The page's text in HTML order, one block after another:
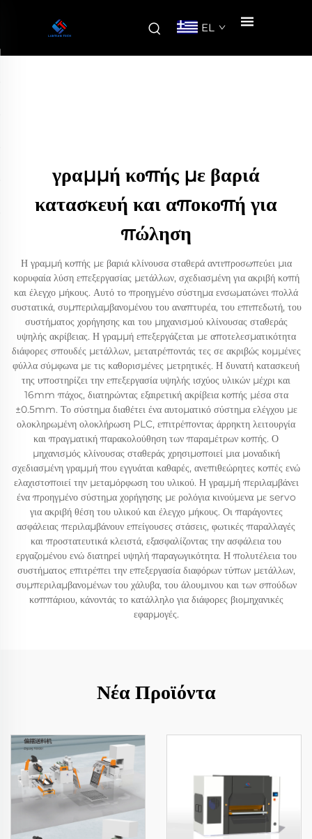
EL
γραμμή κοπής με βαριά
κατασκευή και αποκοπή για
πώληση
Η γραμμή κοπής με βαριά κλίνουσα σταθερά αντιπροσωπεύει μια
κορυφαία λύση επεξεργασίας μετάλλων, σχεδιασμένη για ακριβή κοπή
και έλεγχο μήκους. Αυτό το προηγμένο σύστημα ενσωματώνει πολλά
συστατικά, συμπεριλαμβανομένου του αναπτυρέα, του επιπεδωτή, του
συστήματος χορήγησης και του μηχανισμού κλίνουσας σταθεράς
υψηλής ακρίβειας. Η γραμμή επεξεργάζεται με αποτελεσματικότητα
διάφορες σπουδές μετάλλων, μετατρέποντάς τες σε ακριβώς κομμένες
φύλλα σύμφωνα με τις καθορισμένες μετρητικές. Η δυνατή κατασκευή
της υποστηρίζει την επεξεργασία υψηλής ισχύος υλικών μέχρι και
16mm πάχος, διατηρώντας εξαιρετική ακρίβεια κοπής μέσα στα
±0.5mm. Το σύστημα διαθέτει ένα αυτοματικό σύστημα ελέγχου με
ολοκληρωμένη ολοκλήρωση PLC, επιτρέποντας άρρηκτη λειτουργία
και πραγματική παρακολούθηση των παραμέτρων κοπής. Ο
μηχανισμός κλίνουσας σταθεράς χρησιμοποιεί μια μοναδική
σχεδιασμένη γραμμή που εγγυάται καθαρές, ανεπιθεώρητες κοπές ενώ
ελαχιστοποιεί την μεταμόρφωση του υλικού. Η γραμμή περιλαμβάνει
ένα προηγμένο σύστημα χορήγησης με ρολόγια κινούμενα με servo
για ακριβή θέση του υλικού και έλεγχο μήκους. Οι παράγοντες
ασφάλειας περιλαμβάνουν επείγουσες στάσεις, φωτικές παραλλαγές
και προστατευτικά κλειστά, εξασφαλίζοντας την ασφάλεια του
εργαζομένου ενώ διατηρεί υψηλή παραγωγικότητα. Η πολυτέλεια του
συστήματος επιτρέπει την επεξεργασία διαφόρων τύπων μετάλλων,
συμπεριλαμβανομένων του χάλυβα, του άλουμινου και των σπούδων
κοππάριου, κάνοντάς το κατάλληλο για διάφορες βιομηχανικές
εφαρμογές.
Νέα Προϊόντα